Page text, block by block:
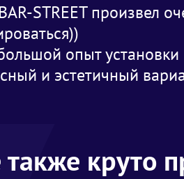
STREET произвел
опыт
и эстетичный
также круто